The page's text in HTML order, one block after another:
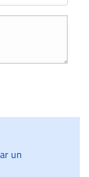
un